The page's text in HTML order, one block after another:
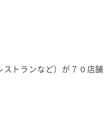
トランなど）が７０店舗